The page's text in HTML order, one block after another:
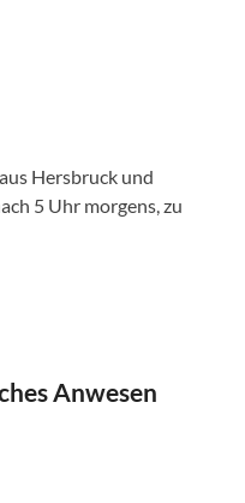
Hersbruck und
5 Uhr morgens, zu
Anwesen